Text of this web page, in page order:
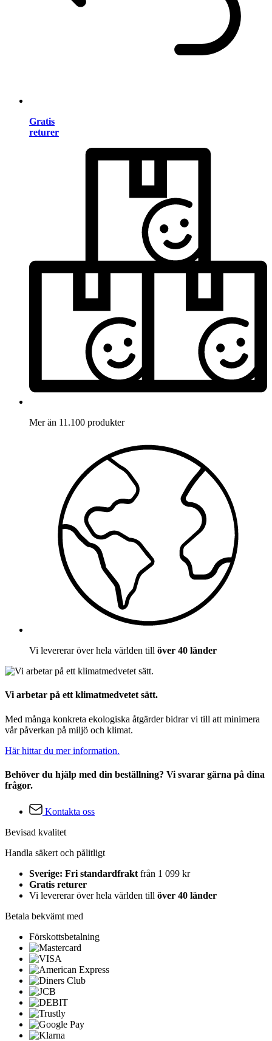
Gratis
returer
Mer än 11.100 produkter
Vi levererar över hela världen till över 40 länder
Vi arbetar på ett klimatmedvetet sätt.
Med många konkreta ekologiska åtgärder bidrar vi till att minimera
vår påverkan på miljö och klimat.
Här hittar du mer information.
Behöver du hjälp med din beställning? Vi svarar gärna på dina
frågor.
Kontakta oss
Bevisad kvalitet
Handla säkert och pålitligt
Sverige: Fri standardfrakt från 1 099 kr
Gratis returer
Vi levererar över hela världen till över 40 länder
Betala bekvämt med
Förskottsbetalning